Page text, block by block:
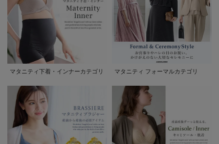
マタニティ下着・インナーカテゴリ マタニティ フォーマルカテゴリ